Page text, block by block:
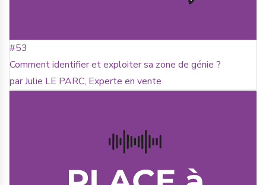
#53
Comment identifier et exploiter sa zone de génie ?
par Julie LE PARC, Experte en vente